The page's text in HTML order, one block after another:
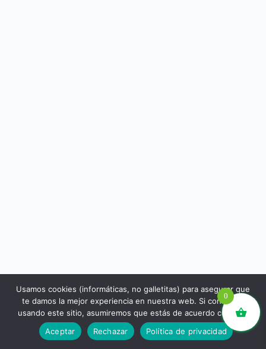
libros.eco © - Desde Barcelona para el mundo 💚 |
Devoluciones y reembolsos|Política de Privacidad
0
Usamos cookies (informáticas, no galletitas) para asegurar que
te damos la mejor experiencia en nuestra web. Si continúas
usando este sitio, asumiremos que estás de acuerdo con ello.
Aceptar
Rechazar Política de privacidad